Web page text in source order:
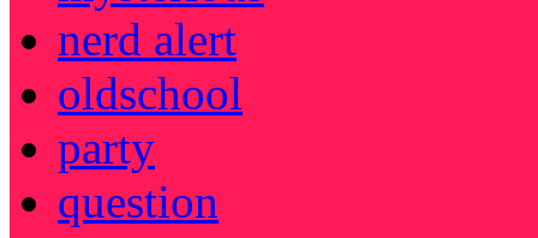
nerd alert
oldschool
party
question